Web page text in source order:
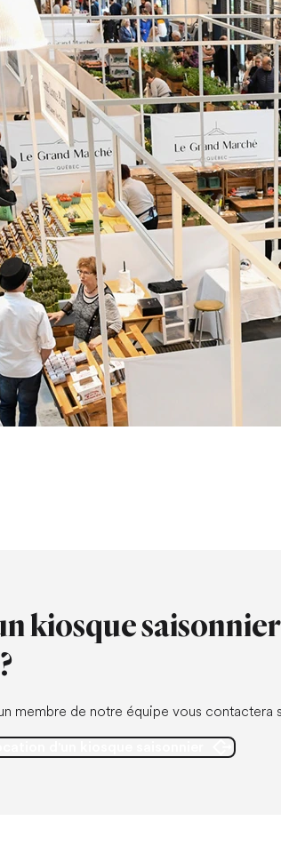
kiosque saisonnier
membre de notre équipe vous contactera
d'un kiosque saisonnier
Ouvrir dans un nouvel onglet